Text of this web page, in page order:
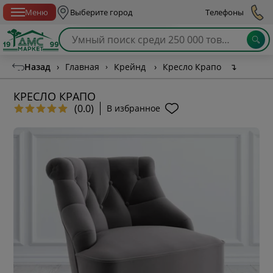
Меню Выберите город Телефоны
Назад › Главная › Крейнд › Кресло Крапо ↴
КРЕСЛО КРАПО
(0.0) В избранное